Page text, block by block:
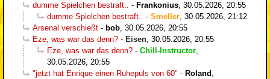
dumme Spielchen bestraft.. - Frankonius 30.05.2026, 20:55
dumme Spielchen bestraft..
- Smeller 30.05.2026, 21:12
Arsenal verschießt - bob 30.05.2026, 20:55
Eze, was war das denn? - Eisen 30.05.2026, 20:55
Eze, was war das denn? - Chill-Instructor
30.05.2026, 20:55
"jetzt hat Enrique einen Ruhepuls von 60" - Roland